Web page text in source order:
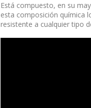
Está compuesto, en su
esta composición química
resistente a cualquier tipo